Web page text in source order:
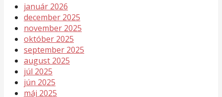
január 2026
december 2025
november 2025
október 2025
september 2025
august 2025
júl 2025
jún 2025
máj 2025